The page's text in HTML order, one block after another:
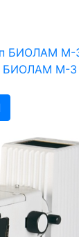
БИОЛАМ М-3